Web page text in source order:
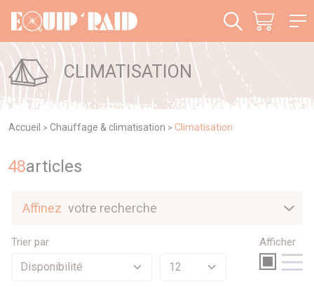
CLIMATISATION
Accueil > Chauffage & climatisation > Climatisation
48articles
Trier par Afficher
Affinez votre recherche
Promotions
Panneau de gestion des cookies